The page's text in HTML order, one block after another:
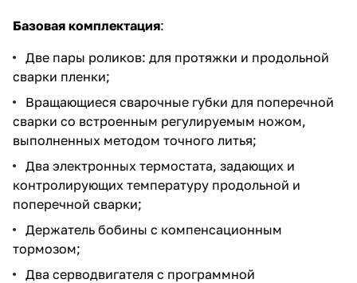
Базовая комплектация:
Две пары роликов: для протяжки и продольной
сварки пленки;
Вращающиеся сварочные губки для поперечной
сварки со встроенным регулируемым ножом,
выполненных методом точного литья;
Два электронных термостата, задающих и
контролирующих температуру продольной и
поперечной сварки;
Держатель бобины с компенсационным
тормозом;
Два серводвигателя с программной